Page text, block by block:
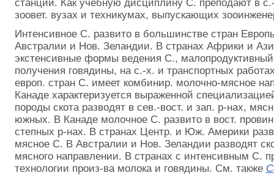
станции. Как учебную дисциплину С. преподают в
зоовет. вузах и техникумах, выпускающих
Интенсивное С. развито в большинстве стран
Австралии и Нов. Зеландии. В странах Африки и
экстенсивные формы ведения С.,
получения говядины, на с.-х. и транспортных
европ. стран С. имеет комбинир. молочно-мясное
Канаде характеризуется выраженной
породы скота разводят в сев.-вост. и зап. р-нах,
южных. В Канаде молочное С. развито в вост.
степных р-нах. В странах Центр. и Юж. Америки
мясное С. В Австралии и Нов. Зеландии разводят
мясного направлении. В странах с интенсивным С.
технологии произ-ва молока и говядины. См. также